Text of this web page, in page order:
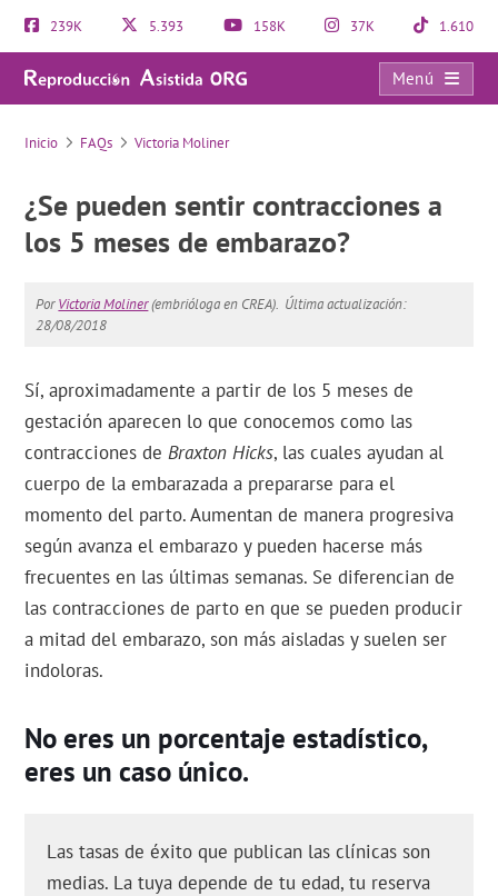
239K 5.393 158K 37K 1.610
Menú
FAQs
Inicio FAQs Victoria Moliner
¿Se pueden sentir contracciones a
los 5 meses de embarazo?
PorVictoria Moliner(embrióloga en CREA). Última actualización:
28/08/2018
Sí, aproximadamente a partir de los 5 meses de
gestación aparecen lo que conocemos como las
contracciones deBraxton Hicks, las cuales ayudan al
cuerpo de la embarazada a prepararse para el
momento del parto. Aumentan de manera progresiva
según avanza el embarazo y pueden hacerse más
frecuentes en las últimas semanas. Se diferencian de
las contracciones de parto en que se pueden producir
a mitad del embarazo, son más aisladas y suelen ser
indoloras.
No eres un porcentaje estadístico,
eres un caso único.
Las tasas de éxito que publican las clínicas son
medias. La tuya depende de tu edad, tu reserva